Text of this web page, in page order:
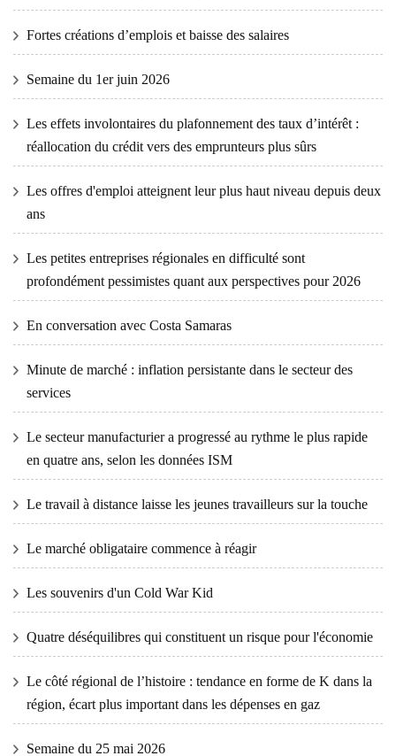
Fortes créations d’emplois et baisse des salaires
Semaine du 1er juin 2026
Les effets involontaires du plafonnement des taux d’intérêt :
réallocation du crédit vers des emprunteurs plus sûrs
Les offres d'emploi atteignent leur plus haut niveau depuis deux
ans
Les petites entreprises régionales en difficulté sont
profondément pessimistes quant aux perspectives pour 2026
En conversation avec Costa Samaras
Minute de marché : inflation persistante dans le secteur des
services
Le secteur manufacturier a progressé au rythme le plus rapide
en quatre ans, selon les données ISM
Le travail à distance laisse les jeunes travailleurs sur la touche
Le marché obligataire commence à réagir
Les souvenirs d'un Cold War Kid
Quatre déséquilibres qui constituent un risque pour l'économie
Le côté régional de l’histoire : tendance en forme de K dans la
région, écart plus important dans les dépenses en gaz
Semaine du 25 mai 2026